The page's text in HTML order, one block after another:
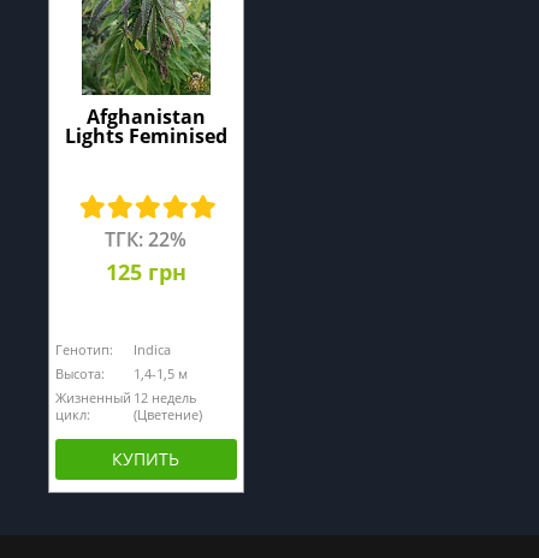
Afghanistan
Lights Feminised
ТГК: 22%
125 грн
Генотип:
Indica
Высота:
1,4-1,5 м
Жизненный
цикл:
12 недель
(Цветение)
КУПИТЬ